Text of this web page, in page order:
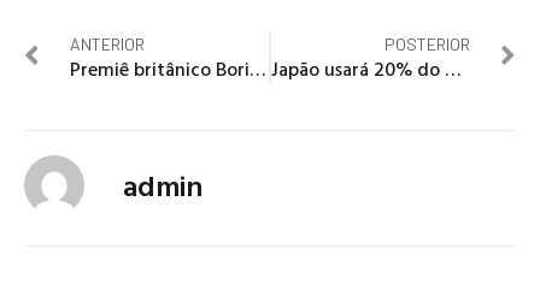
ANTERIOR
Premiê britânico Boris Johnson é internado em UTI devido à covid-19
POSTERIOR
Japão usará 20% do PIB para reagir ao coronavírus
admin